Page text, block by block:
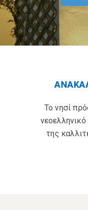
Το νησί
της